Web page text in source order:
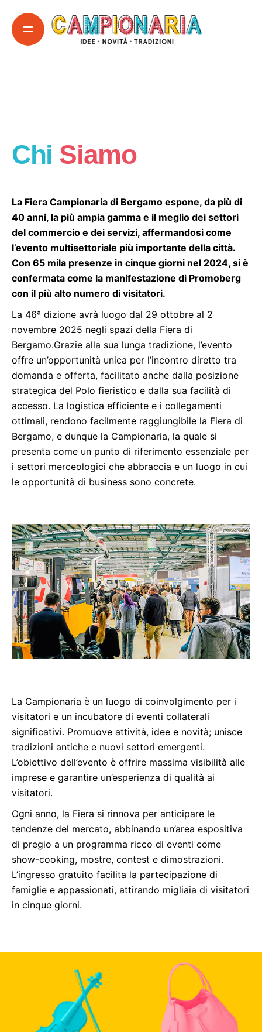
content
Chi Siamo
La Fiera Campionaria di Bergamo espone, da più di
40 anni, la più ampia gamma e il meglio dei settori
del commercio e dei servizi, affermandosi come
l’evento multisettoriale più importante della città.
Con 65 mila presenze in cinque giorni nel 2024, si è
confermata come la manifestazione di Promoberg
con il più alto numero di visitatori.
La 46ª dizione avrà luogo dal 29 ottobre al 2
novembre 2025 negli spazi della Fiera di
Bergamo.Grazie alla sua lunga tradizione, l’evento
offre un’opportunità unica per l’incontro diretto tra
domanda e offerta, facilitato anche dalla posizione
strategica del Polo fieristico e dalla sua facilità di
accesso. La logistica efficiente e i collegamenti
ottimali, rendono facilmente raggiungibile la Fiera di
Bergamo, e dunque la Campionaria, la quale si
presenta come un punto di riferimento essenziale per
i settori merceologici che abbraccia e un luogo in cui
le opportunità di business sono concrete.
La Campionaria è un luogo di coinvolgimento per i
visitatori e un incubatore di eventi collaterali
significativi. Promuove attività, idee e novità; unisce
tradizioni antiche e nuovi settori emergenti.
L’obiettivo dell’evento è offrire massima visibilità alle
imprese e garantire un’esperienza di qualità ai
visitatori.
Ogni anno, la Fiera si rinnova per anticipare le
tendenze del mercato, abbinando un’area espositiva
di pregio a un programma ricco di eventi come
show-cooking, mostre, contest e dimostrazioni.
L’ingresso gratuito facilita la partecipazione di
famiglie e appassionati, attirando migliaia di visitatori
in cinque giorni.